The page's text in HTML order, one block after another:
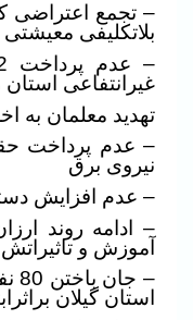
– تجمع اعتراضی
بلاتکلیفی
غیرانتفاعی استان
تهدید معلمان به
– عدم پرداخت
نیروی برق
– عدم افزایش
– ادامه روند
آموزش و
–
استان گیلان